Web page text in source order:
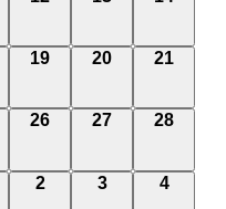
0
19
0
20
0
21
0
26
0
27
0
28
0
2
0
3
0
4